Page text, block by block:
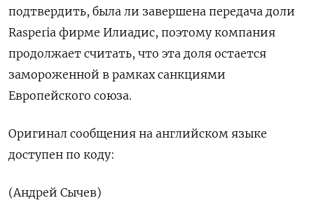
подтвердить, была ли завершена передача доли
Rasperia фирме Илиадис, поэтому компания
продолжает считать, что эта доля остается
замороженной в рамках санкциями
Европейского союза.
Оригинал сообщения на английском языке
доступен по коду:
(Андрей Сычев)